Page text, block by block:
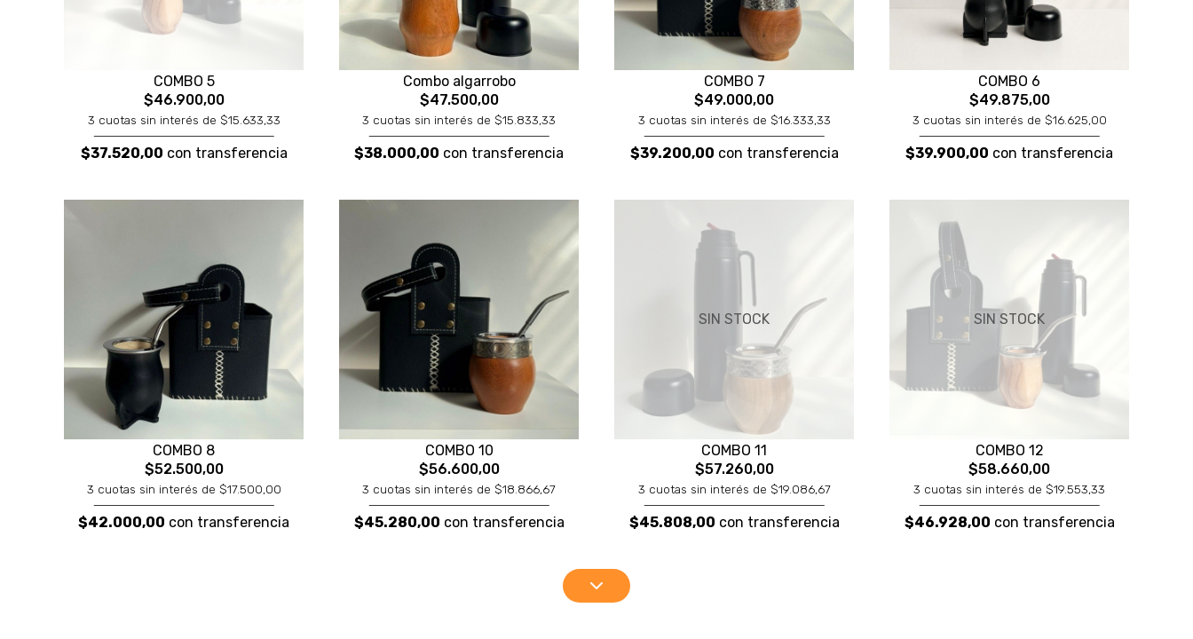
COMBO 5
$46.900,00
3 cuotas sin interés de $15.633,33
$37.520,00 con transferencia
Combo algarrobo
$47.500,00
3 cuotas sin interés de $15.833,33
$38.000,00 con transferencia
COMBO 7
$49.000,00
3 cuotas sin interés de $16.333,33
$39.200,00 con transferencia
COMBO 6
$49.875,00
3 cuotas sin interés de $16.625,00
$39.900,00 con transferencia
COMBO 8
$52.500,00
3 cuotas sin interés de $17.500,00
$42.000,00 con transferencia
COMBO 10
$56.600,00
3 cuotas sin interés de $18.866,67
$45.280,00 con transferencia
SIN STOCK
COMBO 11
$57.260,00
3 cuotas sin interés de $19.086,67
$45.808,00 con transferencia
SIN STOCK
COMBO 12
$58.660,00
3 cuotas sin interés de $19.553,33
$46.928,00 con transferencia